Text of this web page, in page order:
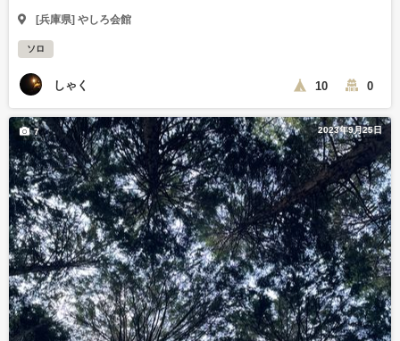
[兵庫県] やしろ会館
ソロ
しゃく 10 0
2023年9月25日
7